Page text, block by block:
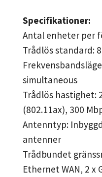
Specifikationer:
Antal enheter per
Trådlös standard:
simultaneous
Trådlös hastighet:
(802.11ax), 300
Antenntyp:
antenner
Trådbundet
Ethernet WAN, 2 x